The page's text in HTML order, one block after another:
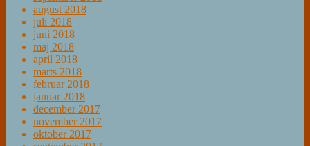
august 2018
juli 2018
juni 2018
maj 2018
april 2018
marts 2018
februar 2018
januar 2018
december 2017
november 2017
oktober 2017